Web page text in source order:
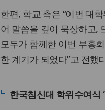
한편, 학교 측은 “이번 대
어 말씀을 깊이 묵상하고,
모두가 함께한 이번 부흥
한 계기가 되었다”고 전했
한국침신대 학위수여식